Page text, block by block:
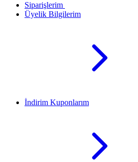
Siparişlerim
Üyelik Bilgilerim
İndirim Kuponlarım